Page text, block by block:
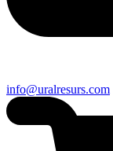
info@uralresurs.com